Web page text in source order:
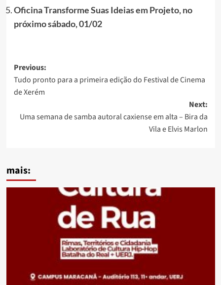
Oficina Transforme Suas Ideias em Projeto, no
próximo sábado, 01/02
Post
navigation
Previous:
Tudo pronto para a primeira edição do Festival de Cinema
de Xerém
Next:
Uma semana de samba autoral caxiense em alta – Bira da
Vila e Elvis Marlon
mais: